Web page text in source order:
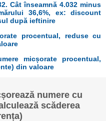
Cât înseamnă 4.032 minus
36,6%, ex: discount
după ieftinire
procentual, reduse cu
micșorate procentual,
din valoare
numere cu
scăderea